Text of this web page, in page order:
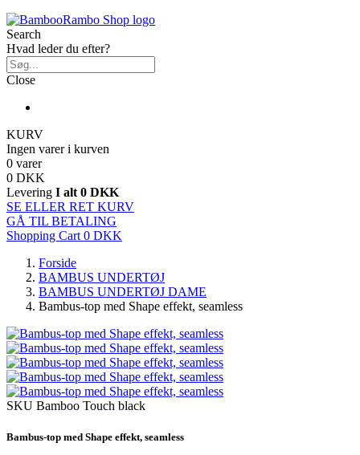
Search
Hvad leder du efter?
Close
KURV
Ingen varer i kurven
0 varer
0 DKK
Levering I alt 0 DKK
SE ELLER RET KURV
GÅ TIL BETALING
Shopping Cart 0 DKK
Forside
BAMBUS UNDERTØJ
BAMBUS UNDERTØJ DAME
Bambus-top med Shape effekt, seamless
SKU Bamboo Touch black
Bambus-top med Shape effekt, seamless